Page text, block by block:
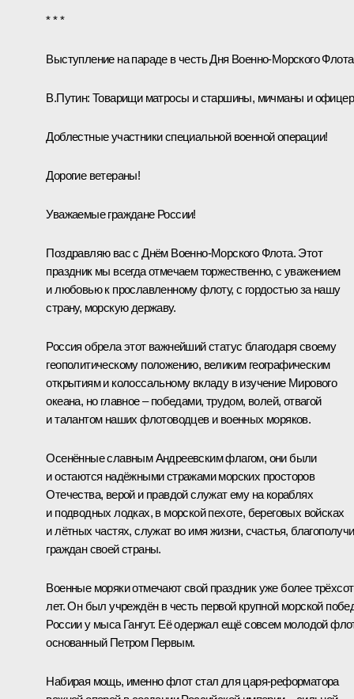
* * *
Выступление на параде в честь Дня Военно-Морского Флота
В.Путин: Товарищи матросы и старшины, мичманы и
Доблестные участники специальной военной операции!
Дорогие ветераны!
Уважаемые граждане России!
Поздравляю вас с Днём Военно-Морского Флота. Этот
праздник мы всегда отмечаем торжественно, с уважением
и любовью к прославленному флоту, с гордостью за нашу
страну, морскую державу.
Россия обрела этот важнейший статус благодаря своему
геополитическому положению, великим географическим
открытиям и колоссальному вкладу в изучение Мирового
океана, но главное – победами, трудом, волей, отвагой
и талантом наших флотоводцев и военных моряков.
Осенённые славным Андреевским флагом, они были
и остаются надёжными стражами морских просторов
Отечества, верой и правдой служат ему на кораблях
и подводных лодках, в морской пехоте, береговых войсках
и лётных частях, служат во имя жизни, счастья,
граждан своей страны.
Военные моряки отмечают свой праздник уже более трёхсот
лет. Он был учреждён в честь первой крупной морской
России у мыса Гангут. Её одержал ещё совсем молодой
основанный Петром Первым.
Набирая мощь, именно флот стал для царя-реформатора